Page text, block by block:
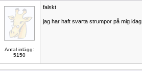
Antal inlägg:
5150
falskt
jag har haft svarta strumpor på mig idag